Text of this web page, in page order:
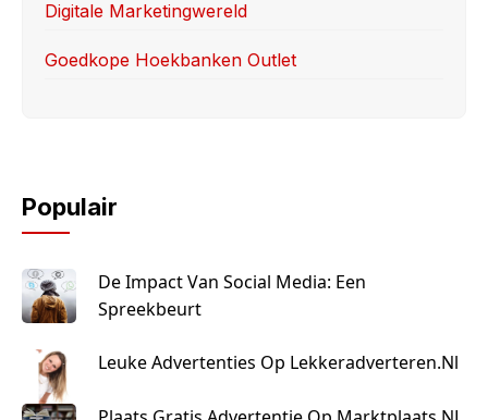
Digitale Marketingwereld
Goedkope Hoekbanken Outlet
Populair
De Impact Van Social Media: Een
Spreekbeurt
Leuke Advertenties Op Lekkeradverteren.nl